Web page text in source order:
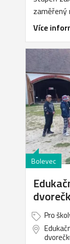
Více
Bolevec
Pro